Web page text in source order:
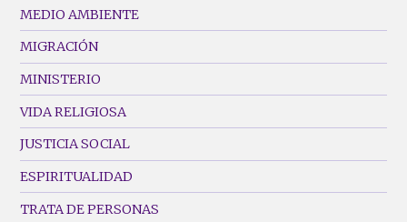
MEDIO AMBIENTE
MIGRACIÓN
MINISTERIO
VIDA RELIGIOSA
JUSTICIA SOCIAL
ESPIRITUALIDAD
TRATA DE PERSONAS